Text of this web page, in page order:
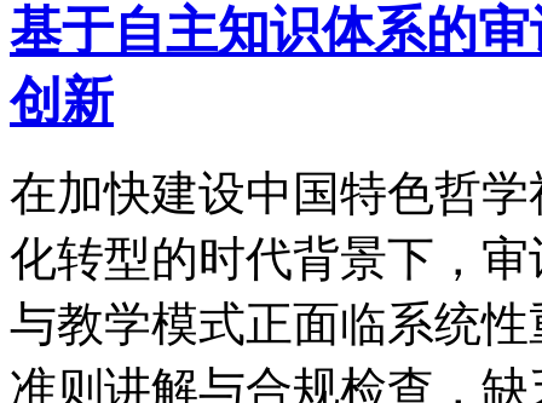
基于自主知识体系的
创新
在加快建设中国特色哲
化转型的时代背景下，
与教学模式正面临系统
准则讲解与合规检查，